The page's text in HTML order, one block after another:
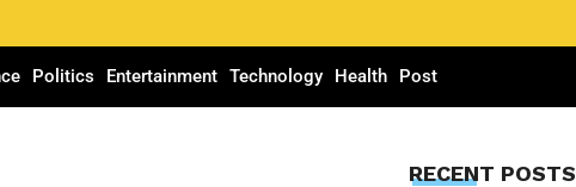
Politics Entertainment Technology Health Post
RECENT POSTS